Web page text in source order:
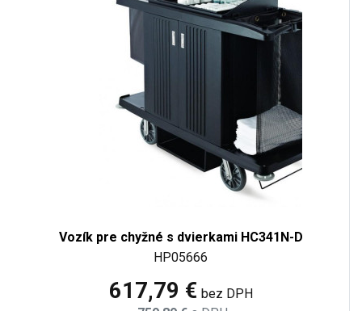
Vozík pre chyžné s dvierkami HC341N-D
HP05666
617,79 € bez DPH